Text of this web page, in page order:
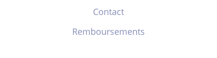
Contact
Remboursements